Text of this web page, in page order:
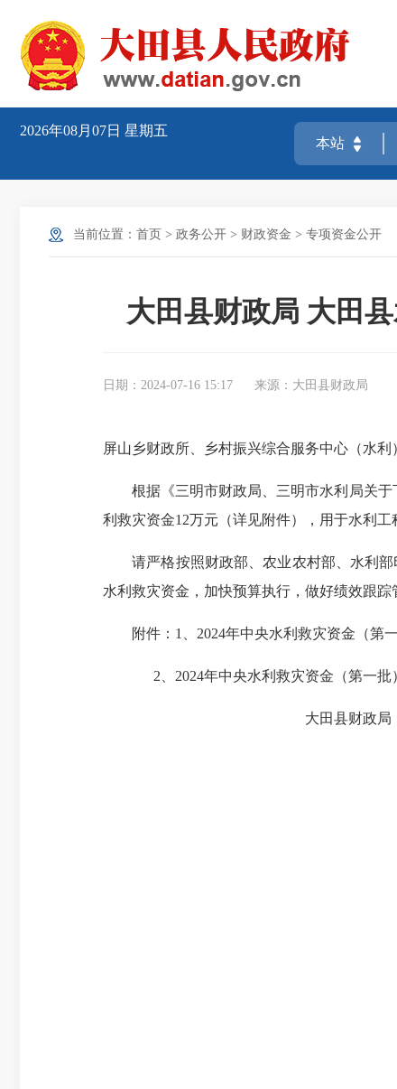
2026年08月07日 星期五
当前位置： 首页 > 政务公开 > 财政资金 > 专项资金公开
大田县财政局 大田
日期：2024-07-16 15:17 来源：大田县财政局
屏山乡财政所、乡村振兴综合服务中心（水利
根据《三明市财政局、三明市水利局关于下
利救灾资金12万元（详见附件），用于水利工
请严格按照财政部、农业农村部、水利部
水利救灾资金，加快预算执行，做好绩效跟
附件：1、2024年中央水利救灾资金（第
2、2024年中央水利救灾资金（第一批
大田县财政局 大
2024年7月